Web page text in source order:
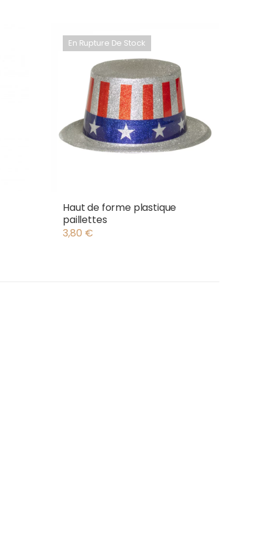
En Rupture De Stock
Haut de forme plastique
paillettes
3,80 €